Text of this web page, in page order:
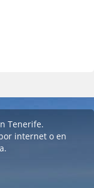
Tenerife.
internet o en